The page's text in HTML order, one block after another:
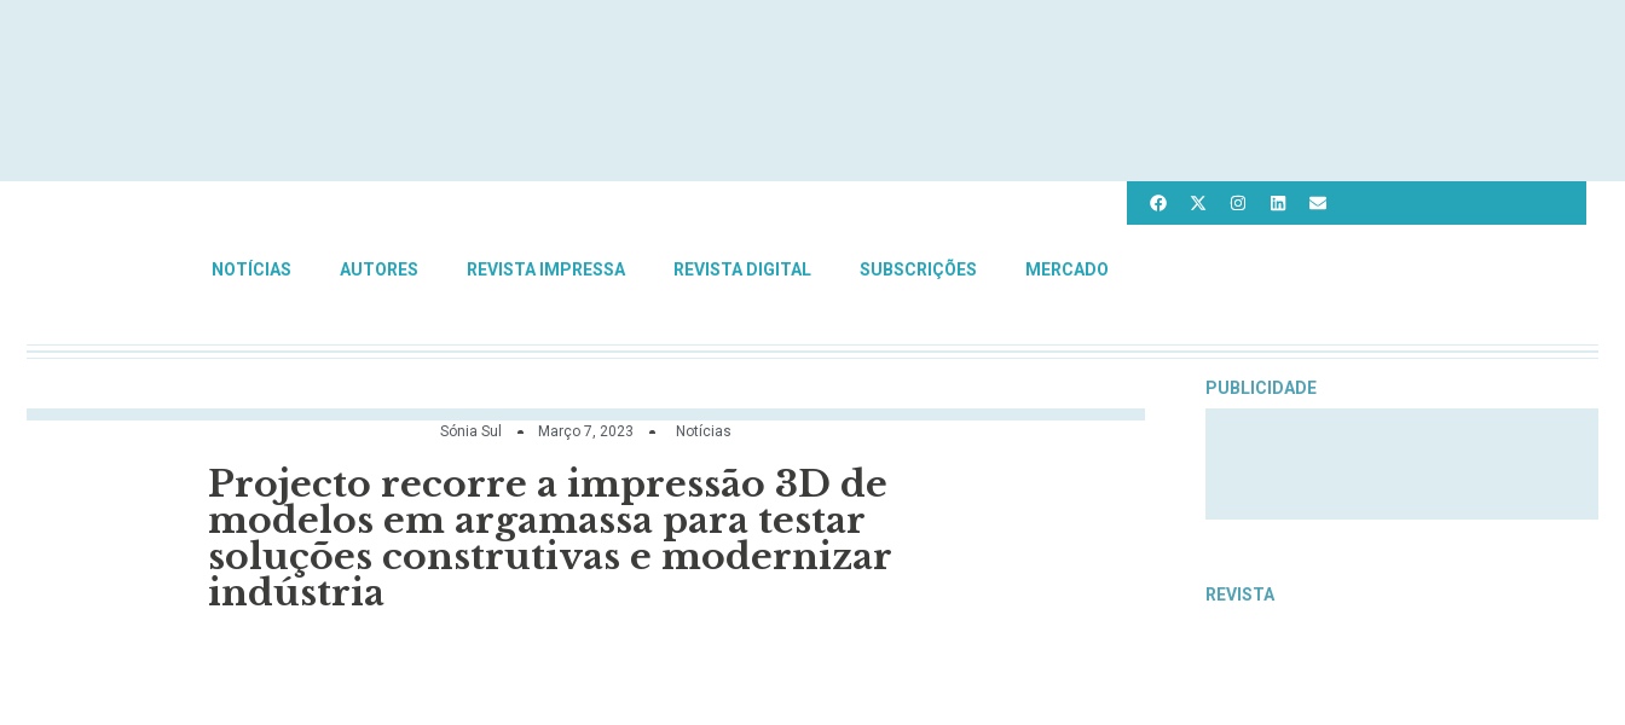
NOTÍCIAS AUTORES REVISTA IMPRESSA REVISTA DIGITAL SUBSCRIÇÕES MERCADO
Sónia Sul Março 7, 2023 Notícias
Projecto recorre a impressão 3D de
modelos em argamassa para testar
soluções construtivas e modernizar
indústria
PUBLICIDADE
REVISTA